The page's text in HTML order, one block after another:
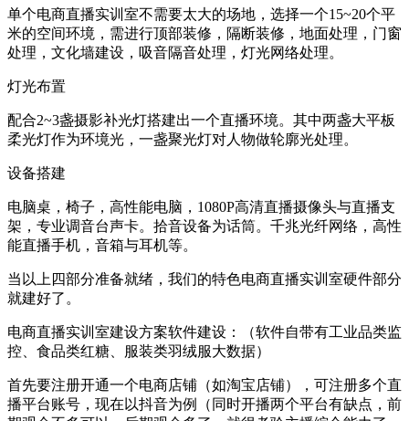
单个电商直播实训室不需要太大的场地，选择一个15~20个平
米的空间环境，需进行顶部装修，隔断装修，地面处理，门窗
处理，文化墙建设，吸音隔音处理，灯光网络处理。
灯光布置
配合2~3盏摄影补光灯搭建出一个直播环境。其中两盏大平板
柔光灯作为环境光，一盏聚光灯对人物做轮廓光处理。
设备搭建
电脑桌，椅子，高性能电脑，1080P高清直播摄像头与直播支
架，专业调音台声卡。拾音设备为话筒。千兆光纤网络，高性
能直播手机，音箱与耳机等。
当以上四部分准备就绪，我们的特色电商直播实训室硬件部分
就建好了。
电商直播实训室建设方案软件建设：（软件自带有工业品类监
控、食品类红糖、服装类羽绒服大数据）
首先要注册开通一个电商店铺（如淘宝店铺），可注册多个直
播平台账号，现在以抖音为例（同时开播两个平台有缺点，前